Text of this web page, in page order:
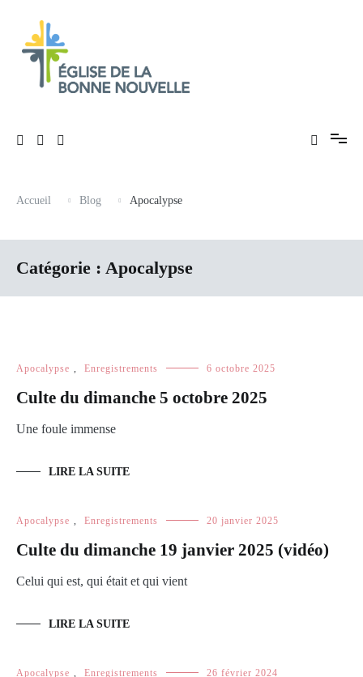
contenu
Accueil Blog Apocalypse
Catégorie : Apocalypse
Apocalypse , Enregistrements 6 octobre 2025
Culte du dimanche 5 octobre 2025
Une foule immense
LIRE LA SUITE
Apocalypse , Enregistrements 20 janvier 2025
Culte du dimanche 19 janvier 2025 (vidéo)
Celui qui est, qui était et qui vient
LIRE LA SUITE
Apocalypse , Enregistrements 26 février 2024